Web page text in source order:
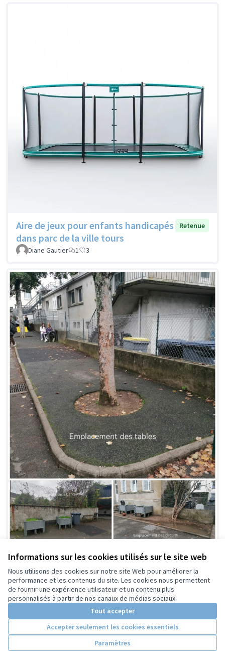
Informations sur les cookies utilisés sur le site web
Nous utilisons des cookies sur notre site Web pour améliorer la
performance et les contenus du site. Les cookies nous permettent
de fournir une expérience utilisateur et un contenu plus
personnalisés à partir de nos canaux de médias sociaux.
Tout accepter
Accepter seulement les cookies essentiels
Paramètres
Aire de jeux pour enfants handicapés
dans parc de la ville tours
Retenue
Diane Gautier 1 3
Une cour aménagée pour des récrés
enchantées !
Retenue
STEPHANIE LELIEPAULT